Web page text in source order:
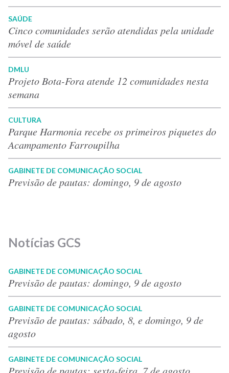
SAÚDE
Cinco comunidades serão atendidas pela unidade
móvel de saúde
DMLU
Projeto Bota-Fora atende 12 comunidades nesta
semana
CULTURA
Parque Harmonia recebe os primeiros piquetes do
Acampamento Farroupilha
GABINETE DE COMUNICAÇÃO SOCIAL
Previsão de pautas: domingo, 9 de agosto
Notícias GCS
GABINETE DE COMUNICAÇÃO SOCIAL
Previsão de pautas: domingo, 9 de agosto
GABINETE DE COMUNICAÇÃO SOCIAL
Previsão de pautas: sábado, 8, e domingo, 9 de
agosto
GABINETE DE COMUNICAÇÃO SOCIAL